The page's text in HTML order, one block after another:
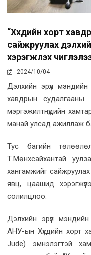
“Хүүхдийн хорт
сайжруулах
хэрэгжүүлэх
2024/10/04
Дэлхийн эрүүл
хавдрын судалгааны
мэргэжилтнүүдийн
манай улсад ажиллаж
Тус багийн
Т.Мөнхсайхантай
хангамжийг
явц, цаашид
солилцлоо.
Дэлхийн эрүүл
АНУ-ын Хүүхдийн хорт
Jude) эмнэлэгтэй